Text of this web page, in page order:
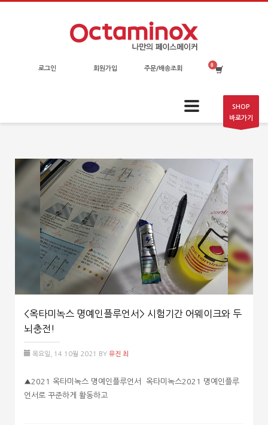
로그인 회원가입 주문/배송조회
SHOP
바로가기
<옥타미녹스 명예인플루언서> 시험기간 어웨이크와 두
뇌충전!
목요일, 14 10월 2021 BY 유진 최
▲2021 옥타미녹스 명예인플루언서 옥타미녹스2021 명예인플루
언서로 꾸준하게 활동하고